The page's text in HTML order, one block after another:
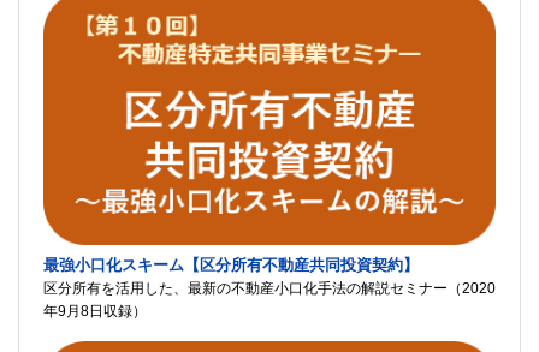
最強小口化スキーム【区分所有不動産共同投資契約】
区分所有を活用した、最新の不動産小口化手法の解説セミナー（2020
年9月8日収録）